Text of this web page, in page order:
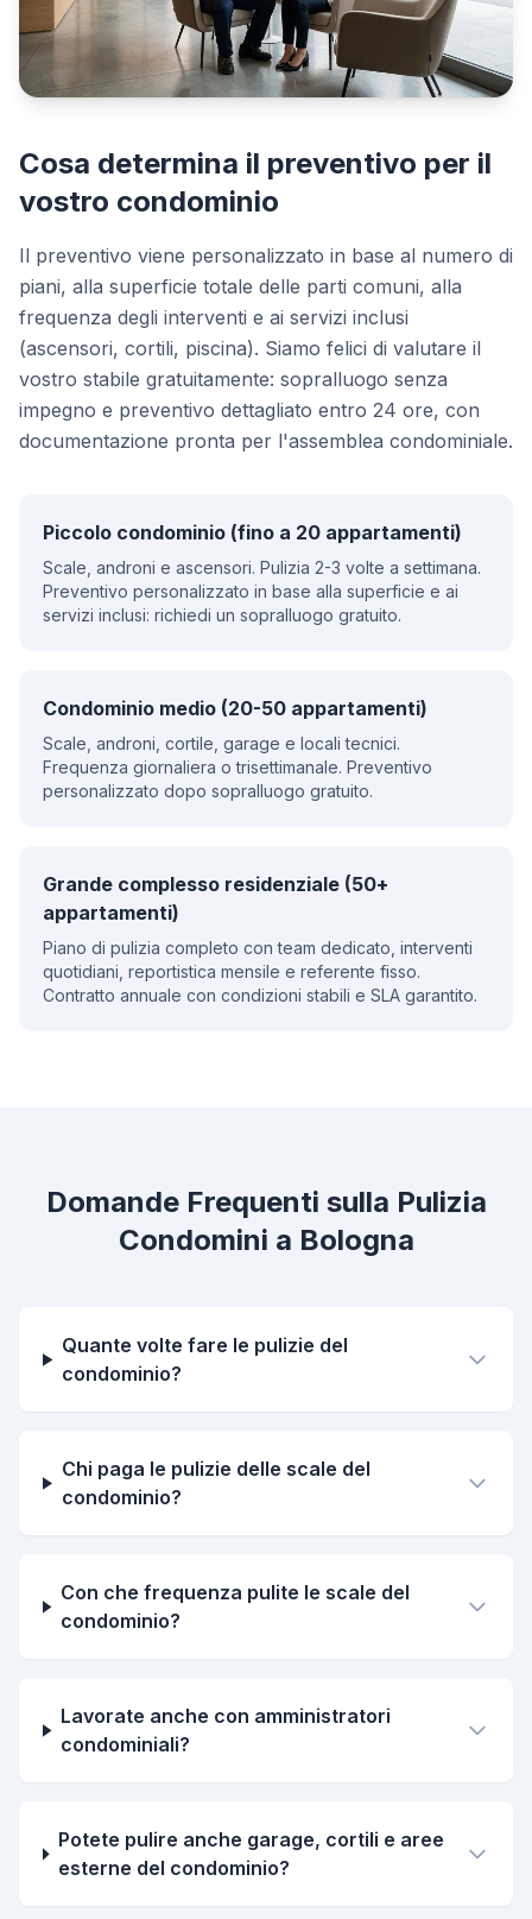
Cosa determina il preventivo per il
vostro condominio
Il preventivo viene personalizzato in base al numero di
piani, alla superficie totale delle parti comuni, alla
frequenza degli interventi e ai servizi inclusi
(ascensori, cortili, piscina). Siamo felici di valutare il
vostro stabile gratuitamente: sopralluogo senza
impegno e preventivo dettagliato entro 24 ore, con
documentazione pronta per l'assemblea condominiale.
Piccolo condominio (fino a 20 appartamenti)
Scale, androni e ascensori. Pulizia 2-3 volte a settimana.
Preventivo personalizzato in base alla superficie e ai
servizi inclusi: richiedi un sopralluogo gratuito.
Condominio medio (20-50 appartamenti)
Scale, androni, cortile, garage e locali tecnici.
Frequenza giornaliera o trisettimanale. Preventivo
personalizzato dopo sopralluogo gratuito.
Grande complesso residenziale (50+
appartamenti)
Piano di pulizia completo con team dedicato, interventi
quotidiani, reportistica mensile e referente fisso.
Contratto annuale con condizioni stabili e SLA garantito.
Domande Frequenti sulla Pulizia
Condomini a Bologna
Quante volte fare le pulizie del
condominio?
Chi paga le pulizie delle scale del
condominio?
Con che frequenza pulite le scale del
condominio?
Lavorate anche con amministratori
condominiali?
Potete pulire anche garage, cortili e aree
esterne del condominio?